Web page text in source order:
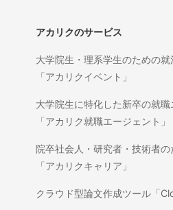
アカリクのサービス
大学院生・理系学生のための就
「アカリクイベント」
大学院生に特化した新卒の就職
「アカリク就職エージェント」
院卒社会人・研究者・技術者
「アカリクキャリア」
クラウド型論文作成ツール「